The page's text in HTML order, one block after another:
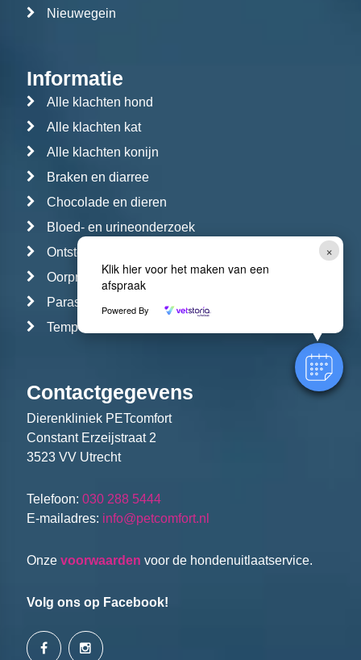
Nieuwegein
Informatie
Alle klachten hond
Alle klachten kat
Alle klachten konijn
Braken en diarree
Chocolade en dieren
Bloed- en urineonderzoek
Ontstoken ogen
Oorproblemen
Parasieten
Temp tabel
Contactgegevens
Dierenkliniek PETcomfort
Constant Erzeijstraat 2
3523 VV Utrecht
Telefoon: 030 288 5444
E-mailadres: info@petcomfort.nl
Onze voorwaarden voor de hondenuitlaatservice.
Volg ons op Facebook!
×
Klik hier voor het maken van een
afspraak
Powered By